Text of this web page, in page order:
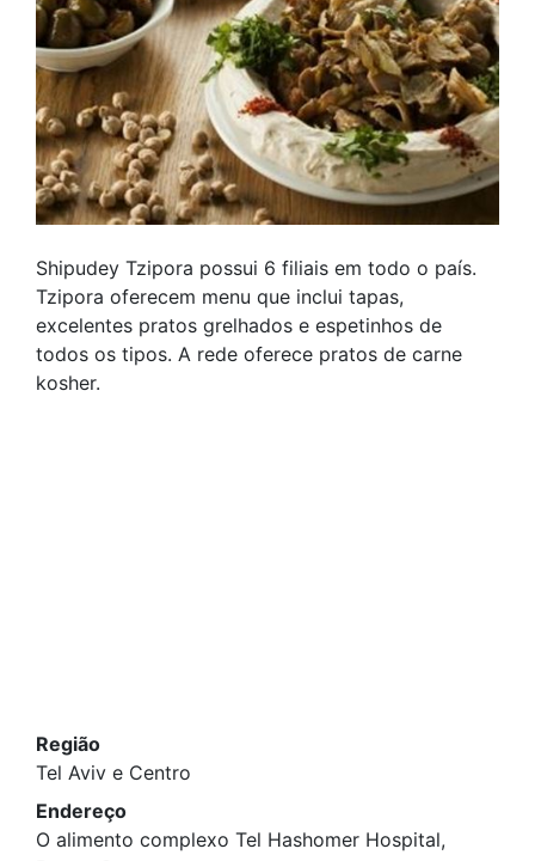
Shipudey Tzipora possui 6 filiais em todo o país.
Tzipora oferecem menu que inclui tapas,
excelentes pratos grelhados e espetinhos de
todos os tipos. A rede oferece pratos de carne
kosher.
Região
Tel Aviv e Centro
Endereço
O alimento complexo Tel Hashomer Hospital,